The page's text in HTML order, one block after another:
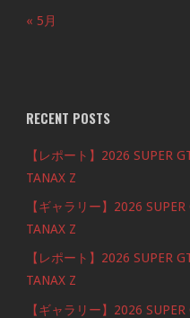
« 5月
RECENT POSTS
【レポート】2026 SUPER
TANAX Z
【ギャラリー】2026
TANAX Z
【レポート】2026 SUPER
TANAX Z
【ギャラリー】2026